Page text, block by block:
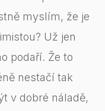
myslím, že je
Už jen
podaří. Že to
nestačí tak
v dobré náladě,